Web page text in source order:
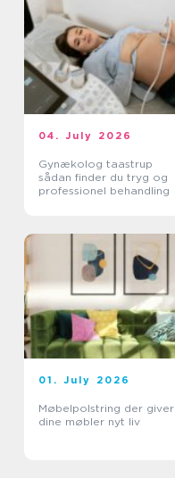
04. July 2026
Gynækolog taastrup
sådan finder du tryg og
professionel behandling
01. July 2026
Møbelpolstring der giver
dine møbler nyt liv